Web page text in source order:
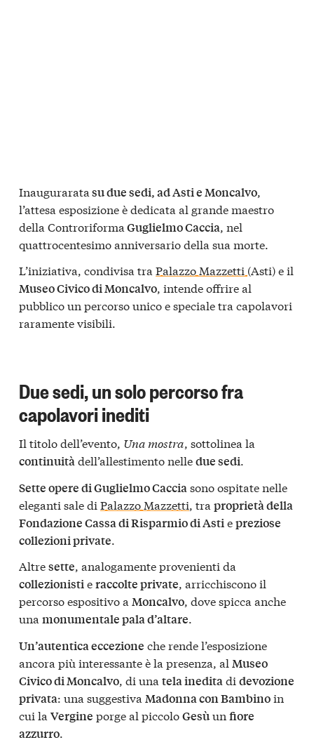
Inaugurarata su due sedi, ad Asti e Moncalvo,
l’attesa esposizione è dedicata al grande maestro
della Controriforma Guglielmo Caccia, nel
quattrocentesimo anniversario della sua morte.
L’iniziativa, condivisa tra Palazzo Mazzetti (Asti) e il
Museo Civico di Moncalvo, intende offrire al
pubblico un percorso unico e speciale tra capolavori
raramente visibili.
Due sedi, un solo percorso fra
capolavori inediti
Il titolo dell’evento, Una mostra, sottolinea la
continuitàdell’allestimento nelledue sedi.
Sette opere di Guglielmo Cacciasono ospitate nelle
eleganti sale di Palazzo Mazzetti, tra proprietà della
Fondazione Cassa di Risparmio di Astiepreziose
collezioni private.
Altresette, analogamente provenienti da
collezionistieraccolte private, arricchiscono il
percorso espositivo a Moncalvo, dove spicca anche
una monumentale pala d’altare.
Un’autentica eccezione che rende l’esposizione
ancora più interessante è la presenza, al Museo
Civico di Moncalvo, di una tela ineditadi devozione
privata: una suggestiva Madonna con Bambinoin
cui la Vergine porge al piccoloGesùun fiore
azzurro.